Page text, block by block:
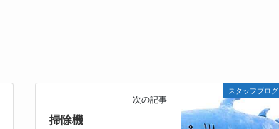
スタッフブログ
次の記事
掃除機